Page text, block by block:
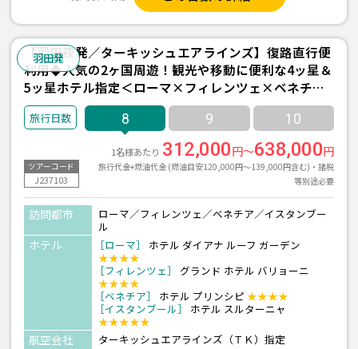
羽田発
【羽田夜発／ターキッシュエアラインズ】復路直行便
利用◆人気の2ヶ国周遊！観光や移動に便利な4ッ星＆
5ッ星ホテル指定＜ローマ×フィレンツェ×ベネチア
×イスタンブール＞8日間
8 9 10
ツアーコード
J237103
1名様あたり 312,000円～638,000円
旅行代金+燃油代金 (燃油目安120,000円～139,000円含む)・諸税
等別途必要
訪問都市
ローマ／フィレンツェ／ベネチア／イスタンブー
ル
ホテル ［ローマ］
ホテル ダイアナ ルーフ ガーデン
★★★★
［フィレンツェ］
グランド ホテル バリョーニ
★★★★
［ベネチア］
ホテル プリンシピ ★★★★
［イスタンブール］
ホテル スルターニャ
★★★★★
航空会社 ターキッシュエアラインズ（ＴＫ）指定